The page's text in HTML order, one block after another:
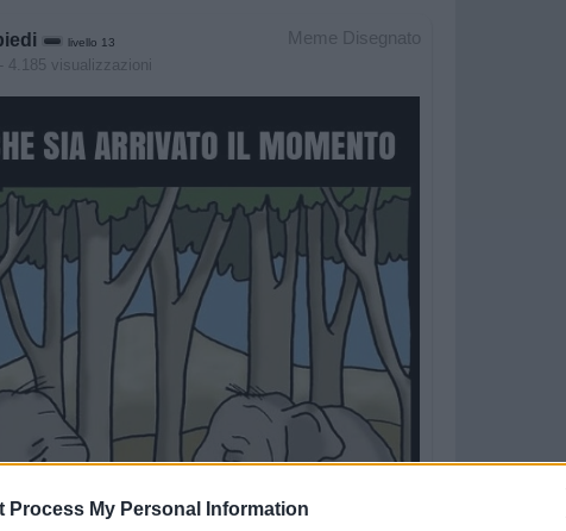
Process My Personal Information
Meme Disegnato
livello 13
- 4.185 visualizzazioni